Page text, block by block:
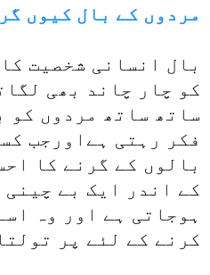
مردوں کے بال کیوں
بال انسانی شخصیت
کو چار چاند بھی
ساتھ ساتھ مردوں کو
فکر رہتی ہےاورجب
بالوں کے گرنے کا
کے اندر ایک بے
ہوجاتی ہے اور وہ
کرنے کے لئے پر